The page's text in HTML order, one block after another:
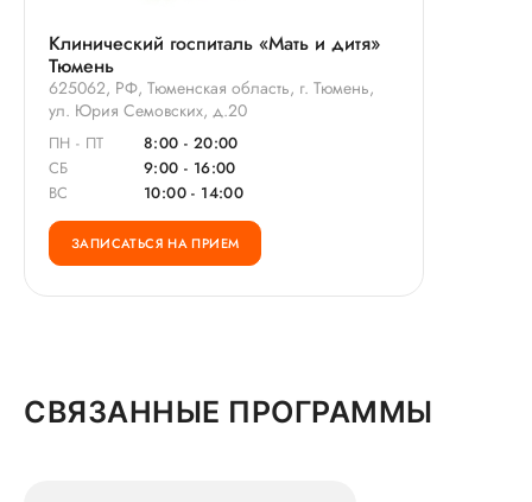
Клинический госпиталь «Мать и дитя»
Тюмень
625062, РФ, Тюменская область, г. Тюмень,
ул. Юрия Семовских, д.20
ПН - ПТ
8:00 - 20:00
СБ
9:00 - 16:00
ВС
10:00 - 14:00
ЗАПИСАТЬСЯ НА ПРИЕМ
СВЯЗАННЫЕ ПРОГРАММЫ